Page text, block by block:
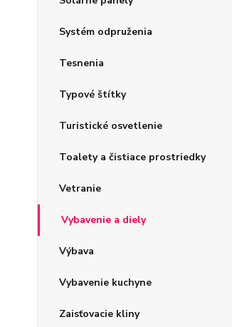
Systém odpruženia
Tesnenia
Typové štítky
Turistické osvetlenie
Toalety a čistiace prostriedky
Vetranie
Vybavenie a diely
Výbava
Vybavenie kuchyne
Zaisťovacie kliny